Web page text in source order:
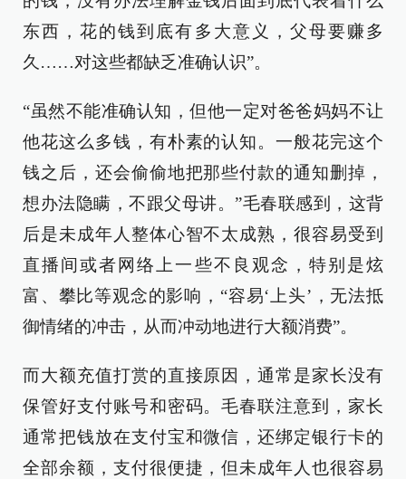
东西，花的钱到底有多大意义，父母要赚多
久……对这些都缺乏准确认识”。
“虽然不能准确认知，但他一定对爸爸妈妈不让
他花这么多钱，有朴素的认知。一般花完这个
钱之后，还会偷偷地把那些付款的通知删掉，
想办法隐瞒，不跟父母讲。”毛春联感到，这背
后是未成年人整体心智不太成熟，很容易受到
直播间或者网络上一些不良观念，特别是炫
富、攀比等观念的影响，“容易‘上头’，无法抵
御情绪的冲击，从而冲动地进行大额消费”。
而大额充值打赏的直接原因，通常是家长没有
保管好支付账号和密码。毛春联注意到，家长
通常把钱放在支付宝和微信，还绑定银行卡的
全部余额，支付很便捷，但未成年人也很容易